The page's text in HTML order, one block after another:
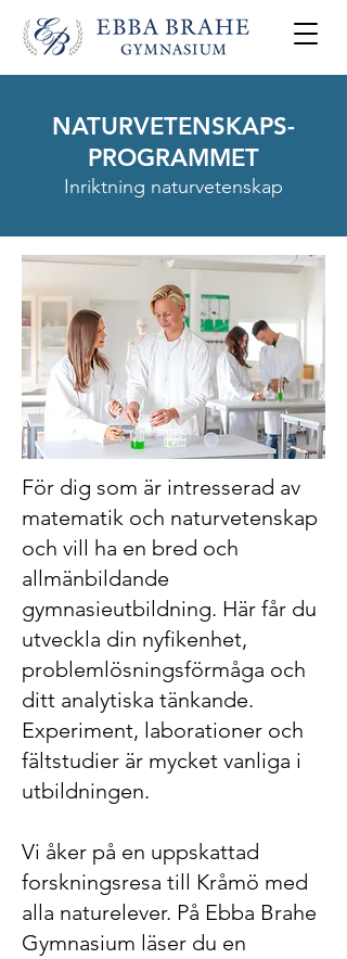
NATURVETENSKAPS-
PROGRAMMET
Inriktning naturvetenskap
För dig som är intresserad av
matematik och naturvetenskap
och vill ha en bred och
allmänbildande
gymnasieutbildning. Här får du
utveckla din nyfikenhet,
problemlösningsförmåga och
ditt analytiska tänkande.
Experiment, laborationer och
fältstudier är mycket vanliga i
utbildningen.
Vi åker på en uppskattad
forskningsresa till Kråmö med
alla naturelever. På Ebba Brahe
Gymnasium läser du en